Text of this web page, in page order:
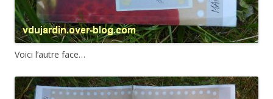
Voici l’autre face…